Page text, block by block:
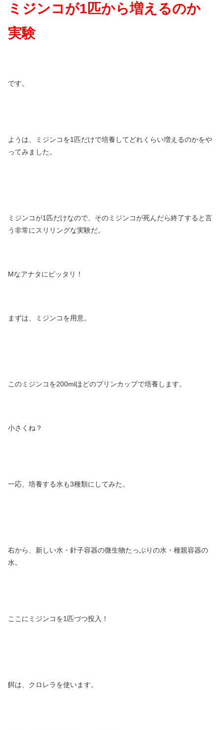
ミジンコが1匹から増えるのか
実験
です。
ようは、ミジンコを1匹だけで培養してどれくらい増えるのかをや
ってみました。
ミジンコが1匹だけなので、そのミジンコが死んだら終了すると言
う非常にスリリングな実験だ。
Mなアナタにピッタリ！
まずは、ミジンコを用意。
このミジンコを200mlほどのプリンカップで培養します。
小さくね？
一応、培養する水も3種類にしてみた。
右から、新しい水・針子容器の微生物たっぷりの水・種親容器の
水。
ここにミジンコを1匹づつ投入！
餌は、クロレラを使います。